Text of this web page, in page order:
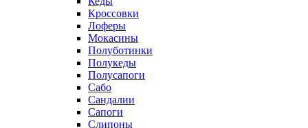
Кроссовки
Лоферы
Мокасины
Полуботинки
Полукеды
Полусапоги
Сабо
Сандалии
Сапоги
Слипоны